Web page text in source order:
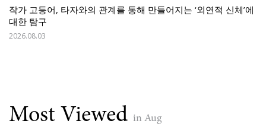
작가 고등어, 타자와의 관계를 통해 만들어지는 ‘외연적 신체’에
대한 탐구
2026.08.03
Most Viewed in Aug